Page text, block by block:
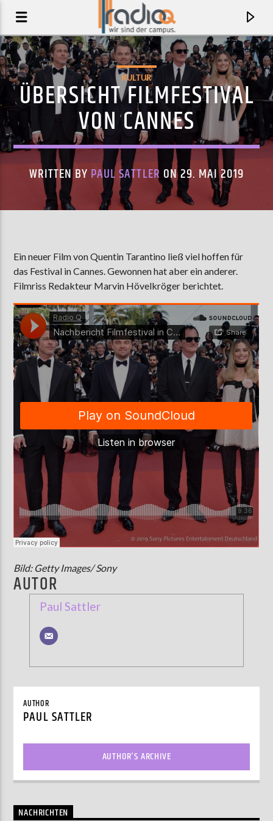
ALL FOR U
ACEYALONE
AKTUELLE SENDUNG
MOEBIUS
00:00 09:00
ZU HÖREN INMünster90,9 MHz
KULTUR
ÜBERSICHT FILMFESTIVAL
VON CANNES
WRITTEN BY PAUL SATTLER ON 29. MAI 2019
Ein neuer Film von Quentin Tarantino ließ viel hoffen für
das Festival in Cannes. Gewonnen hat aber ein anderer.
Filmriss Redakteur Marvin Hövelkröger berichtet.
Bild: Getty Images/ Sony
AUTOR
Paul Sattler
AUTHOR
PAUL SATTLER
AUTHOR'S ARCHIVE
NACHRICHTEN